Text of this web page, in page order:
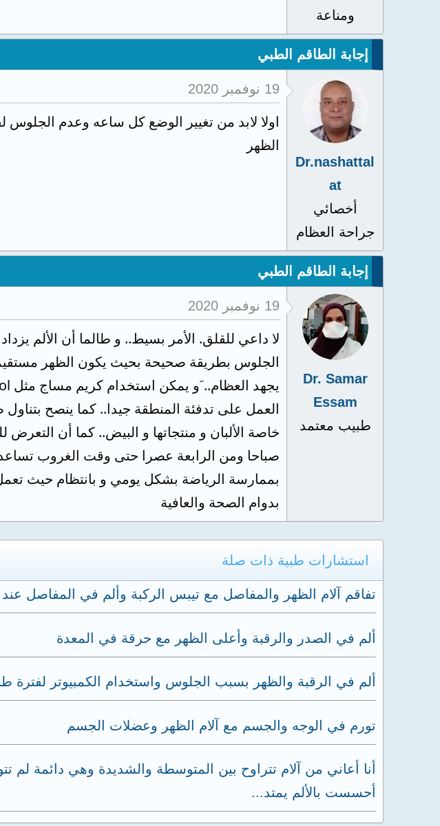
ومناعة
إجابة الطاقم الطبي
Dr.nashattal
at
أخصائي
جراحة العظام
19 نوفمبر 2020
اولا لابد من تغيير الوضع كل ساعه وعدم
الظهر
إجابة الطاقم الطبي
Dr. Samar
Essam
طبيب معتمد
19 نوفمبر 2020
لا داعي للقلق. الأمر بسيط.. و طالما أن الألم
الجلوس بطريقة صحيحة بحيث يكون الظهر
العمل على تدفئة المنطقة جيدا.. كما ينصح
خاصة الألبان و منتجاتها و البيض.. كما أن
صباحا ومن الرابعة عصرا حتى وقت الغروب تساعد
بممارسة الرياضة بشكل يومي و بانتظام حيث
بدوام الصحة والعافية
استشارات طبية ذات صلة
تفاقم آلام الظهر والمفاصل مع تيبس الركبة وألم في المفاصل
ألم في الصدر والرقبة وأعلى الظهر مع حرقة في المعدة
ألم في الرقبة والظهر بسبب الجلوس واستخدام الكمبيوتر لفترة
تورم في الوجه والجسم مع آلام الظهر وعضلات الجسم
أنا أعاني من آلام تتراوح بين المتوسطة والشديدة وهي دائمة
أحسست بالألم يمتد...